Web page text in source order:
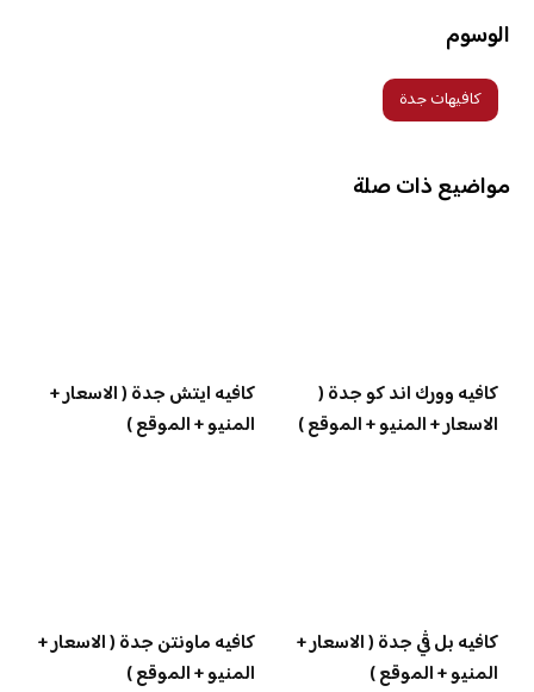
الوسوم
كافيهات جدة
مواضيع ذات صلة
كافيه وورك اند كو جدة (
الاسعار + المنيو + الموقع )
كافيه ايتش جدة ( الاسعار +
المنيو + الموقع )
كافيه بل ڤي جدة ( الاسعار +
المنيو + الموقع )
كافيه ماونتن جدة ( الاسعار +
المنيو + الموقع )